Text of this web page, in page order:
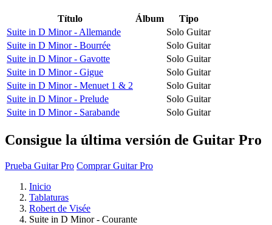
Título Álbum
Tipo
Suite in D Minor - Allemande
Solo Guitar
Suite in D Minor - Bourrée
Solo Guitar
Suite in D Minor - Gavotte
Solo Guitar
Suite in D Minor - Gigue
Solo Guitar
Suite in D Minor - Menuet 1 & 2
Solo Guitar
Suite in D Minor - Prelude
Solo Guitar
Suite in D Minor - Sarabande
Solo Guitar
Consigue la última versión de Guitar Pro
Prueba Guitar Pro Comprar Guitar Pro
Inicio
Tablaturas
Robert de Visée
Suite in D Minor - Courante